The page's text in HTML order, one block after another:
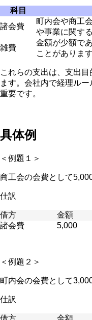
科目
諸会費
町内会や商工
や事業に関す
雑費
金額が少額で
ことがあります
これらの支出は、支出
ます。会社内で経理ル
重要です。
具体例
＜例題１＞
商工会の会費として
仕訳
借方 金額
諸会費
5,000
＜例題２＞
町内会の会費として
仕訳
借方 金額